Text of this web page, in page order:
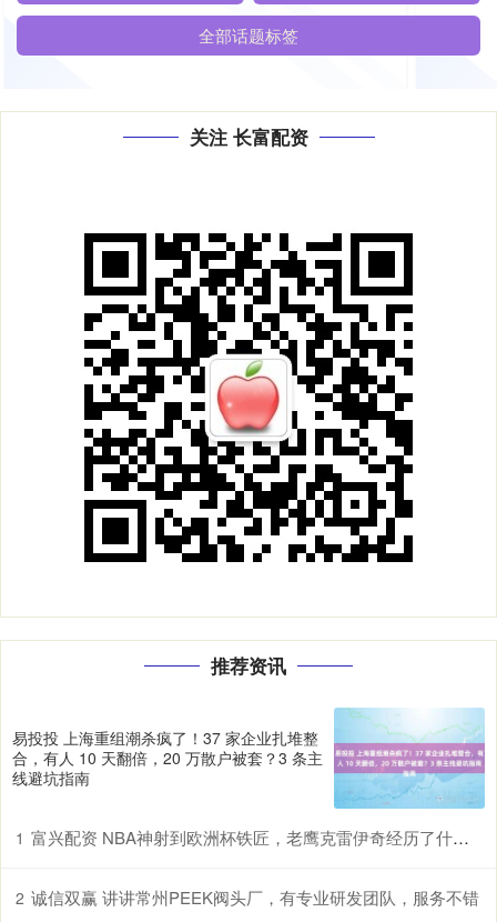
全部话题标签
关注 长富配资
推荐资讯
易投投 上海重组潮杀疯了！37 家企业扎堆整
合，有人 10 天翻倍，20 万散户被套？3 条主
线避坑指南
1 富兴配资 NBA神射到欧洲杯铁匠，老鹰克雷伊奇经历了什么？
2 诚信双赢 讲讲常州PEEK阀头厂，有专业研发团队，服务不错